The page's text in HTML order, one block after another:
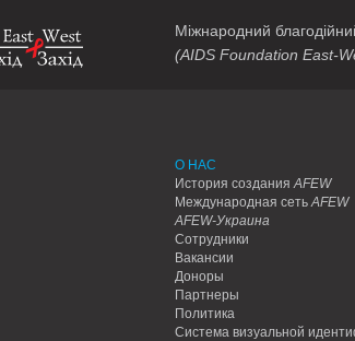
Міжнародний
(AIDS Foundation East-
О НАС
История созданияAFEW
Международная сетьAFEW
AFEW-Украина
Сотрудники
Вакансии
Доноры
Партнеры
Политика
Система визуальной